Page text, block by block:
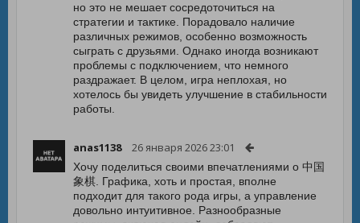
но это не мешает сосредоточиться на
стратегии и тактике. Порадовало наличие
различных режимов, особенно возможность
сыграть с друзьями. Однако иногда возникают
проблемы с подключением, что немного
раздражает. В целом, игра неплохая, но
хотелось бы увидеть улучшение в стабильности
работы.
anas1138 26 января 2026 23:01
Хочу поделиться своими впечатлениями о 中国
象棋. Графика, хоть и простая, вполне
подходит для такого рода игры, а управление
довольно интуитивное. Разнообразные